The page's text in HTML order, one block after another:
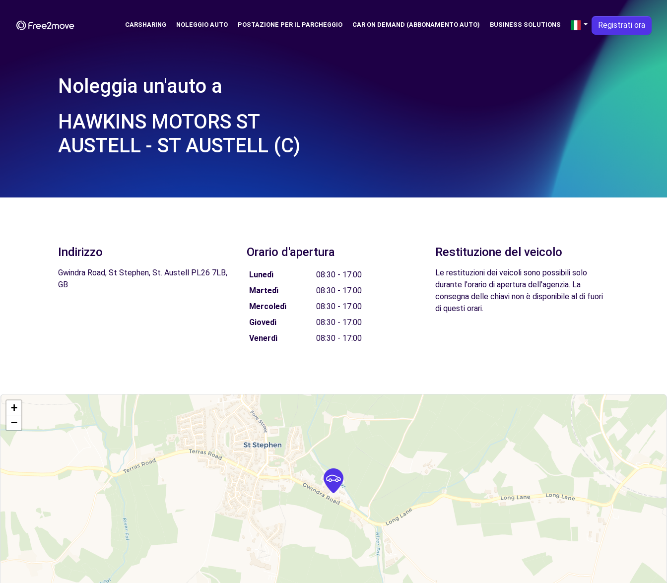
CARSHARING NOLEGGIO AUTO POSTAZIONE PER IL PARCHEGGIO CAR ON DEMAND (ABBONAMENTO AUTO) BUSINESS SOLUTIONS Registrati ora
Noleggia un'auto a
HAWKINS MOTORS ST
AUSTELL - ST AUSTELL (C)
Indirizzo
Gwindra Road, St Stephen, St. Austell PL26 7LB,
GB
Orario d'apertura
Lunedì
08:30 - 17:00
Martedì
08:30 - 17:00
Mercoledì
08:30 - 17:00
Giovedì
08:30 - 17:00
Venerdì
08:30 - 17:00
Restituzione del veicolo
Le restituzioni dei veicoli sono possibili solo
durante l'orario di apertura dell'agenzia. La
consegna delle chiavi non è disponibile al di fuori
di questi orari.
+
−